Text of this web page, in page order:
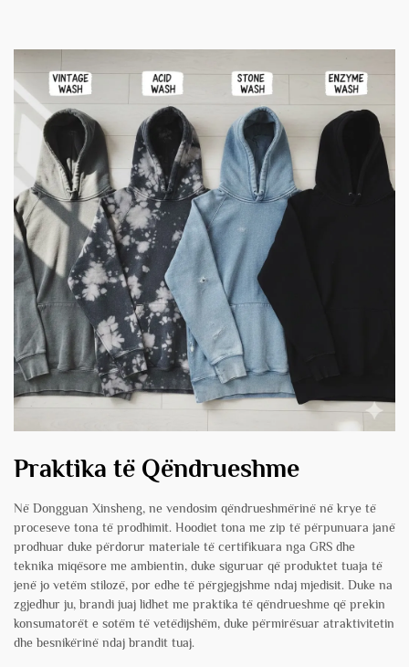
Praktika të Qëndrueshme
Në Dongguan Xinsheng, ne vendosim qëndrueshmërinë në krye të
proceseve tona të prodhimit. Hoodiet tona me zip të përpunuara janë
prodhuar duke përdorur materiale të certifikuara nga GRS dhe
teknika miqësore me ambientin, duke siguruar që produktet tuaja të
jenë jo vetëm stilozë, por edhe të përgjegjshme ndaj mjedisit. Duke na
zgjedhur ju, brandi juaj lidhet me praktika të qëndrueshme që prekin
konsumatorët e sotëm të vetëdijshëm, duke përmirësuar atraktivitetin
dhe besnikërinë ndaj brandit tuaj.